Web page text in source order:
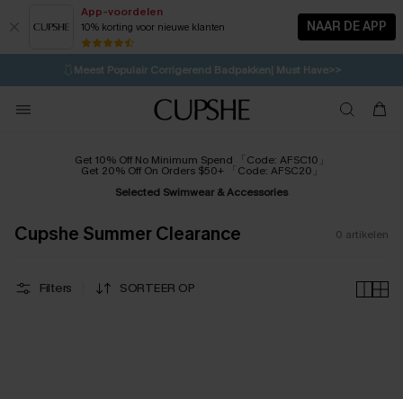
App-voordelen
10% korting voor nieuwe klanten NAAR DE APP
⚡️LAATSTE KANS | Tot 50% korting>>
🩱Meest Populair Corrigerend Badpakken| Must Have>>
💌Abonneer je & ontvang tot 15% korting>>
Koop 3, krijg 15% korting | CODE: SW15 12H:47M:21S
Get 10% Off No Minimum Spend 「Code: AFSC10」
Get 20% Off On Orders $50+ 「Code: AFSC20」
Selected Swimwear & Accessories
Cupshe Summer Clearance 0 artikelen
Filters SORTEER OP